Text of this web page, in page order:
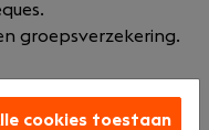
groepsverzekering.
cookies toestaan